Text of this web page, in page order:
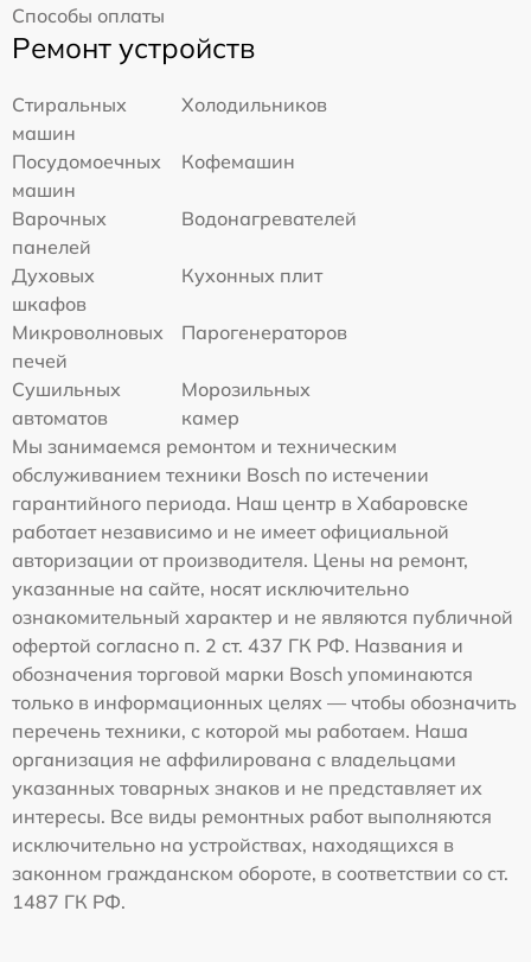
Способы оплаты
Ремонт устройств
Стиральных
машин
Холодильников
Посудомоечных
машин
Кофемашин
Варочных
панелей
Водонагревателей
Духовых
шкафов
Кухонных плит
Микроволновых
печей
Парогенераторов
Сушильных
автоматов
Морозильных
камер
Мы занимаемся ремонтом и техническим
обслуживанием техники Bosch по истечении
гарантийного периода. Наш центр в Хабаровске
работает независимо и не имеет официальной
авторизации от производителя. Цены на ремонт,
указанные на сайте, носят исключительно
ознакомительный характер и не являются публичной
офертой согласно п. 2 ст. 437 ГК РФ. Названия и
обозначения торговой марки Bosch упоминаются
только в информационных целях — чтобы обозначить
перечень техники, с которой мы работаем. Наша
организация не аффилирована с владельцами
указанных товарных знаков и не представляет их
интересы. Все виды ремонтных работ выполняются
исключительно на устройствах, находящихся в
законном гражданском обороте, в соответствии со ст.
1487 ГК РФ.